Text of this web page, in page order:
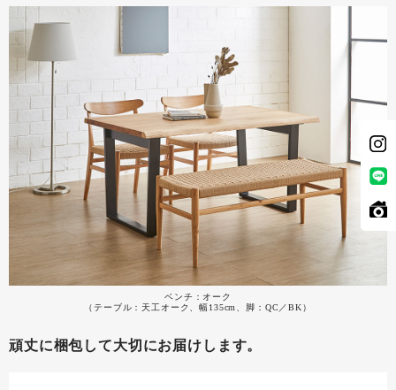
ベンチ：オーク
（テーブル：天工オーク、幅135cm、脚：QC／BK）
頑丈に梱包して大切にお届けします。